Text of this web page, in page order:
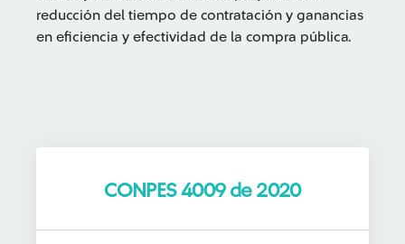
reducción del tiempo de contratación y ganancias
en eficiencia y efectividad de la compra pública.
CONPES 4009 de 2020